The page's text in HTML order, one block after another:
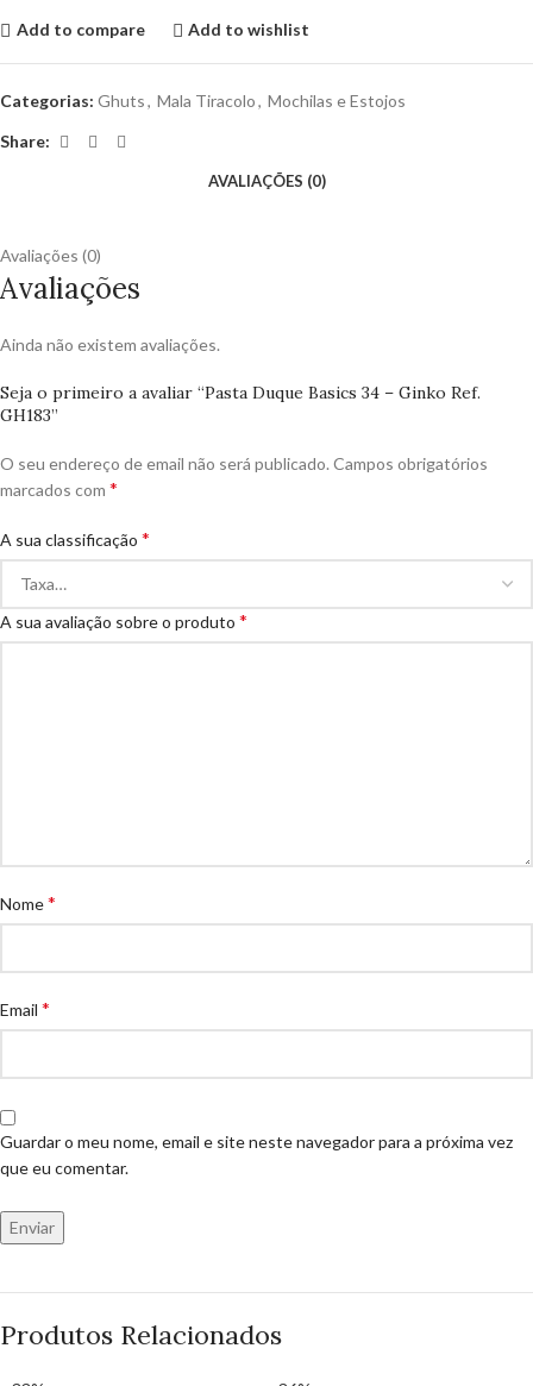
Add to compare Add to wishlist
Categorias: Ghuts, Mala Tiracolo, Mochilas e Estojos
Share:
AVALIAÇÕES (0)
Avaliações (0)
Avaliações
Ainda não existem avaliações.
Seja o primeiro a avaliar “Pasta Duque Basics 34 – Ginko Ref.
GH183”
O seu endereço de email não será publicado. Campos obrigatórios
marcados com *
A sua classificação *
A sua avaliação sobre o produto *
Nome*
Email *
Guardar o meu nome, email e site neste navegador para a próxima vez
que eu comentar.
Produtos Relacionados